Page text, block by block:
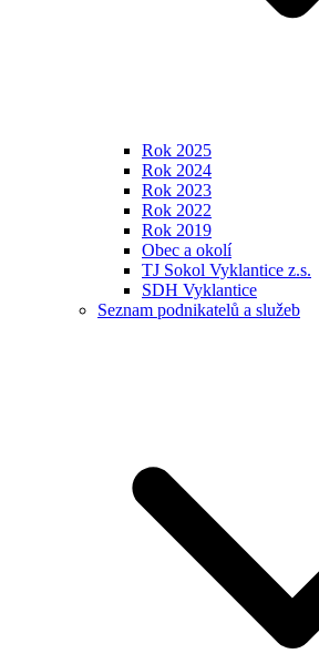
Rok 2025
Rok 2024
Rok 2023
Rok 2022
Rok 2019
Obec a okolí
TJ Sokol Vyklantice z.s.
SDH Vyklantice
Seznam podnikatelů a služeb